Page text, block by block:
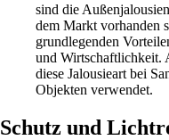
sind die
dem Markt vorhanden
grundlegenden
und Wirtschaftlichkeit.
diese Jalousieart bei
Objekten verwendet.
Schutz und